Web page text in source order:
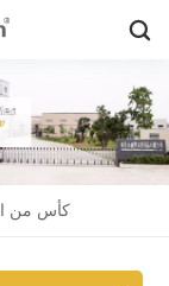
كأس من